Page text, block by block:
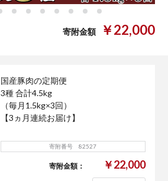
寄附金額 ￥22,000
国産豚肉の定期便
3種 合計4.5kg
（毎月1.5kg×3回）
【3ヵ月連続お届け】
寄附番号 82527
寄附金額： ￥22,000